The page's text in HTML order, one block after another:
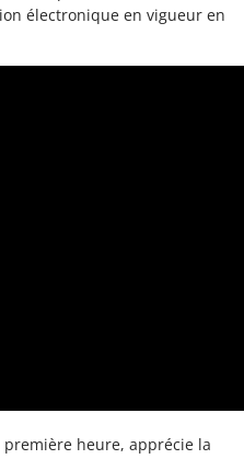
électronique en vigueur en
heure, apprécie la